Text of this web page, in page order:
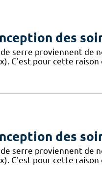
des
serre proviennent de
C'est pour cette
des
serre proviennent de
C'est pour cette